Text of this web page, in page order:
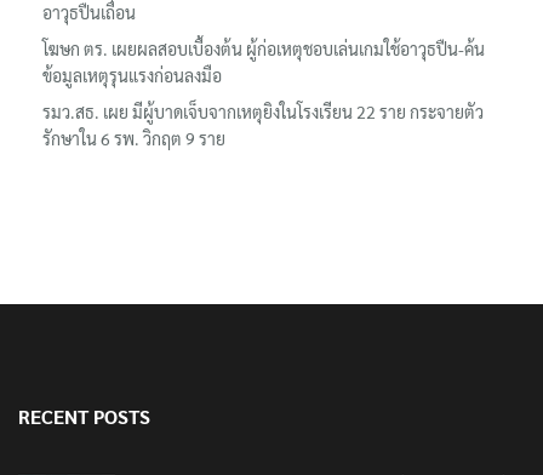
อาวุธปืนเถื่อน
โฆษก ตร. เผยผลสอบเบื้องต้น ผู้ก่อเหตุชอบเล่นเกมใช้อาวุธปืน-ค้น
ข้อมูลเหตุรุนแรงก่อนลงมือ
รมว.สธ. เผย มีผู้บาดเจ็บจากเหตุยิงในโรงเรียน 22 ราย กระจายตัว
รักษาใน 6 รพ. วิกฤต 9 ราย
RECENT POSTS